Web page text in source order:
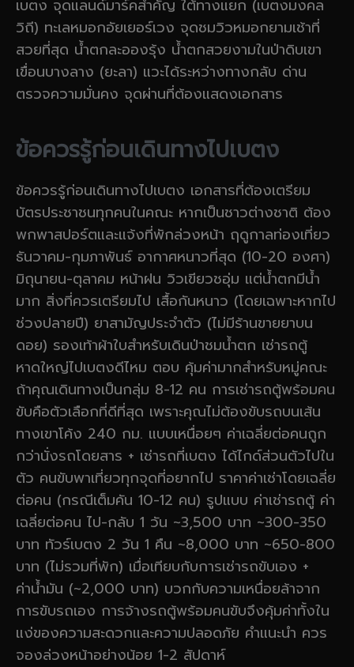
เบตง จุดแลนด์มาร์คสำคัญ ใต้ทางแยก (เบตงมงคล
วิถี) ทะเลหมอกอัยเยอร์เวง จุดชมวิวหมอกยามเช้าที่
สวยที่สุด น้ำตกละอองรุ้ง น้ำตกสวยงามในป่าดิบเขา
เขื่อนบางลาง (ยะลา) แวะได้ระหว่างทางกลับ ด่าน
ตรวจความมั่นคง จุดผ่านที่ต้องแสดงเอกสาร
ข้อควรรู้ก่อนเดินทางไปเบตง
ข้อควรรู้ก่อนเดินทางไปเบตง เอกสารที่ต้องเตรียม
บัตรประชาชนทุกคนในคณะ หากเป็นชาวต่างชาติ ต้อง
พกพาสปอร์ตและแจ้งที่พักล่วงหน้า ฤดูกาลท่องเที่ยว
ธันวาคม-กุมภาพันธ์ อากาศหนาวที่สุด (10-20 องศา)
มิถุนายน-ตุลาคม หน้าฝน วิวเขียวชอุ่ม แต่น้ำตกมีน้ำ
มาก สิ่งที่ควรเตรียมไป เสื้อกันหนาว (โดยเฉพาะหากไป
ช่วงปลายปี) ยาสามัญประจำตัว (ไม่มีร้านขายยาบน
ดอย) รองเท้าผ้าใบสำหรับเดินป่าชมน้ำตก เช่ารถตู้
หาดใหญ่ไปเบตงดีไหม ตอบ คุ้มค่ามากสำหรับหมู่คณะ
ถ้าคุณเดินทางเป็นกลุ่ม 8-12 คน การเช่ารถตู้พร้อมคน
ขับคือตัวเลือกที่ดีที่สุด เพราะคุณไม่ต้องขับรถบนเส้น
ทางเขาโค้ง 240 กม. แบบเหนื่อยๆ ค่าเฉลี่ยต่อคนถูก
กว่านั่งรถโดยสาร + เช่ารถที่เบตง ได้ไกด์ส่วนตัวไปใน
ตัว คนขับพาเที่ยวทุกจุดที่อยากไป ราคาค่าเช่าโดยเฉลี่ย
ต่อคน (กรณีเต็มคัน 10-12 คน) รูปแบบ ค่าเช่ารถตู้ ค่า
เฉลี่ยต่อคน ไป-กลับ 1 วัน ~3,500 บาท ~300-350
บาท ทัวร์เบตง 2 วัน 1 คืน ~8,000 บาท ~650-800
บาท (ไม่รวมที่พัก) เมื่อเทียบกับการเช่ารถขับเอง +
ค่าน้ำมัน (~2,000 บาท) บวกกับความเหนื่อยล้าจาก
การขับรถเอง การจ้างรถตู้พร้อมคนขับจึงคุ้มค่าทั้งใน
แง่ของความสะดวกและความปลอดภัย คำแนะนำ ควร
จองล่วงหน้าอย่างน้อย 1-2 สัปดาห์